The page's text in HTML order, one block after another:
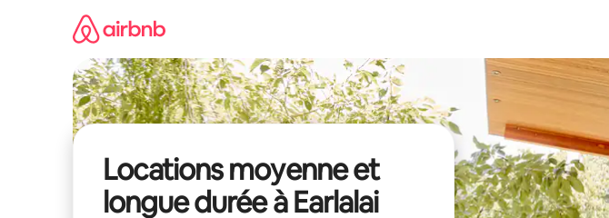
Locations moyenne et
longue durée à Earlalai